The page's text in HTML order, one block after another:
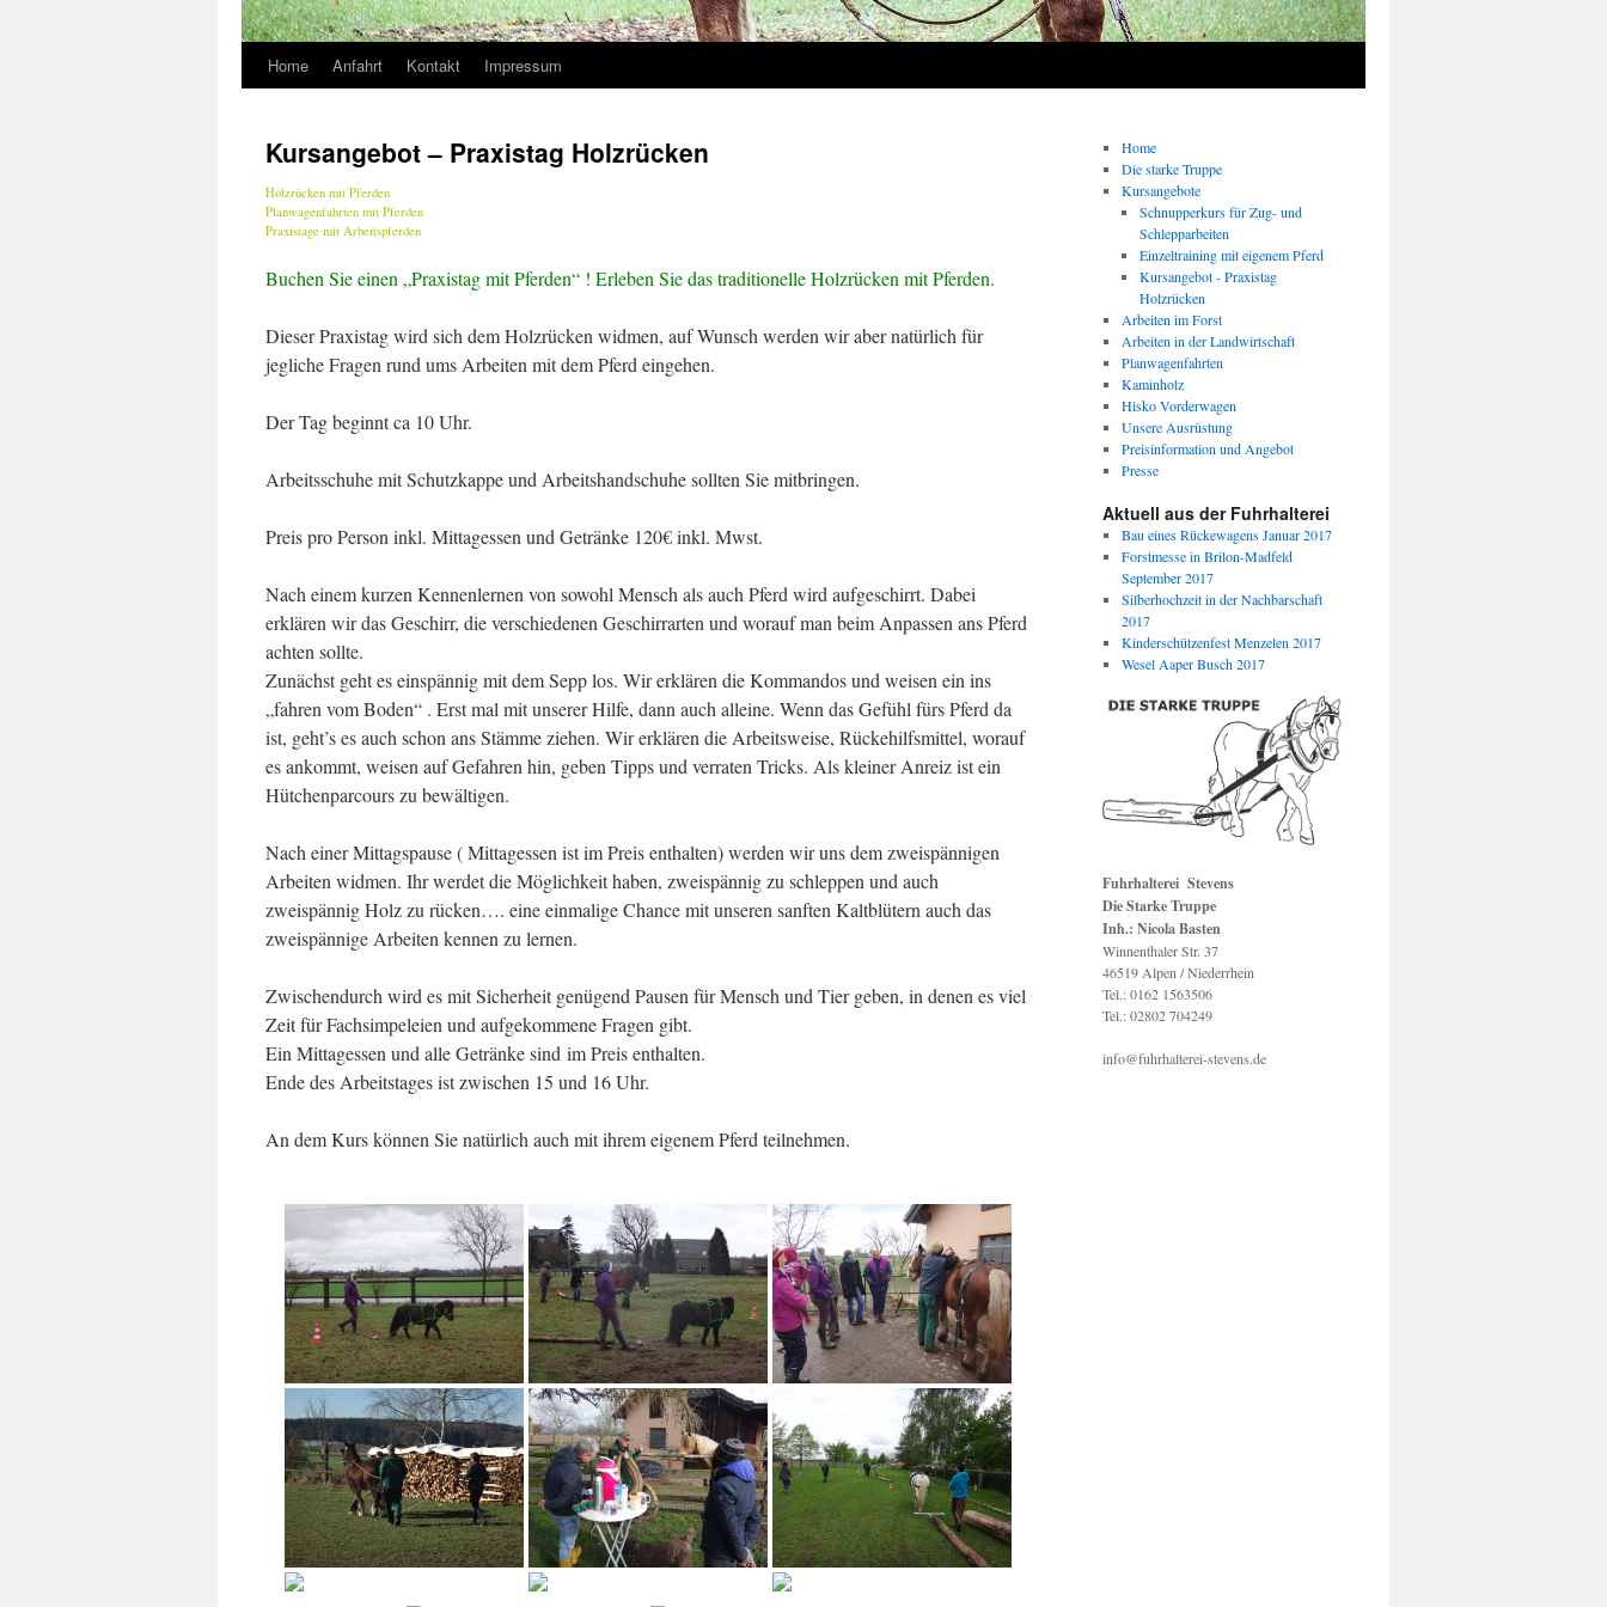
Springe
Inhalt
Home Anfahrt Kontakt Impressum
Kursangebot – Praxistag Holzrücken
Holzrücken mit Pferden
Planwagenfahrten mit Pferden
Praxistage mit Arbeitspferden
Buchen Sie einen „Praxistag mit Pferden“ ! Erleben Sie das traditionelle Holzrücken mit Pferden.
Dieser Praxistag wird sich dem Holzrücken widmen, auf Wunsch werden wir aber natürlich für
jegliche Fragen rund ums Arbeiten mit dem Pferd eingehen.
Der Tag beginnt ca 10 Uhr.
Arbeitsschuhe mit Schutzkappe und Arbeitshandschuhe sollten Sie mitbringen.
Preis pro Person inkl. Mittagessen und Getränke 120€ inkl. Mwst.
Nach einem kurzen Kennenlernen von sowohl Mensch als auch Pferd wird aufgeschirrt. Dabei
erklären wir das Geschirr, die verschiedenen Geschirrarten und worauf man beim Anpassen ans Pferd
achten sollte.
Zunächst geht es einspännig mit dem Sepp los. Wir erklären die Kommandos und weisen ein ins
„fahren vom Boden“ . Erst mal mit unserer Hilfe, dann auch alleine. Wenn das Gefühl fürs Pferd da
ist, geht’s es auch schon ans Stämme ziehen. Wir erklären die Arbeitsweise, Rückehilfsmittel, worauf
es ankommt, weisen auf Gefahren hin, geben Tipps und verraten Tricks. Als kleiner Anreiz ist ein
Hütchenparcours zu bewältigen.
Nach einer Mittagspause ( Mittagessen ist im Preis enthalten) werden wir uns dem zweispännigen
Arbeiten widmen. Ihr werdet die Möglichkeit haben, zweispännig zu schleppen und auch
zweispännig Holz zu rücken…. eine einmalige Chance mit unseren sanften Kaltblütern auch das
zweispännige Arbeiten kennen zu lernen.
Zwischendurch wird es mit Sicherheit genügend Pausen für Mensch und Tier geben, in denen es viel
Zeit für Fachsimpeleien und aufgekommene Fragen gibt.
Ein Mittagessen und alle Getränke sind im Preis enthalten.
Ende des Arbeitstages ist zwischen 15 und 16 Uhr.
An dem Kurs können Sie natürlich auch mit ihrem eigenem Pferd teilnehmen.
Home
Die starke Truppe
Kursangebote
Schnupperkurs für Zug- und
Schlepparbeiten
Einzeltraining mit eigenem Pferd
Kursangebot - Praxistag
Holzrücken
Arbeiten im Forst
Arbeiten in der Landwirtschaft
Planwagenfahrten
Kaminholz
Hisko Vorderwagen
Unsere Ausrüstung
Preisinformation und Angebot
Presse
Aktuell aus der Fuhrhalterei
Bau eines Rückewagens Januar 2017
Forstmesse in Brilon-Madfeld
September 2017
Silberhochzeit in der Nachbarschaft
2017
Kinderschützenfest Menzelen 2017
Wesel Aaper Busch 2017
Fuhrhalterei Stevens
Die Starke Truppe
Inh.: Nicola Basten
Winnenthaler Str. 37
46519 Alpen / Niederrhein
Tel.: 0162 1563506
Tel.: 02802 704249
info@fuhrhalterei-stevens.de